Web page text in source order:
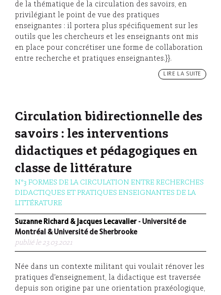
de la thématique de la circulation des savoirs, en
privilégiant le point de vue des pratiques
enseignantes : il portera plus spécifiquement sur les
outils que les chercheurs et les enseignants ont mis
en place pour concrétiser une forme de collaboration
entre recherche et pratiques enseignantes.}}.
LIRE LA SUITE
Circulation bidirectionnelle des
savoirs : les interventions
didactiques et pédagogiques en
classe de littérature
N°3 FORMES DE LA CIRCULATION ENTRE RECHERCHES
DIDACTIQUES ET PRATIQUES ENSEIGNANTES DE LA
LITTÉRATURE
Suzanne Richard & Jacques Lecavalier - Université de
Montréal & Université de Sherbrooke
publié le 23.03.2021
Née dans un contexte militant qui voulait rénover les
pratiques d’enseignement, la didactique est traversée
depuis son origine par une orientation praxéologique,